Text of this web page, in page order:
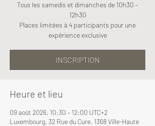
Tous les samedis et dimanches de 10h30 –
12h30
Places limitées à 4 participants pour une
expérience exclusive
INSCRIPTION
Heure et lieu
09 août 2026, 10:30 – 12:00 UTC+2
Luxembourg, 32 Rue du Cure, 1368 Ville-Haute